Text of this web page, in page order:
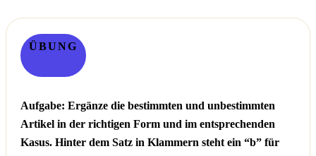
ÜBUNG
Aufgabe: Ergänze die bestimmten und unbestimmten
Artikel in der richtigen Form und im entsprechenden
Kasus. Hinter dem Satz in Klammern steht ein “b” für